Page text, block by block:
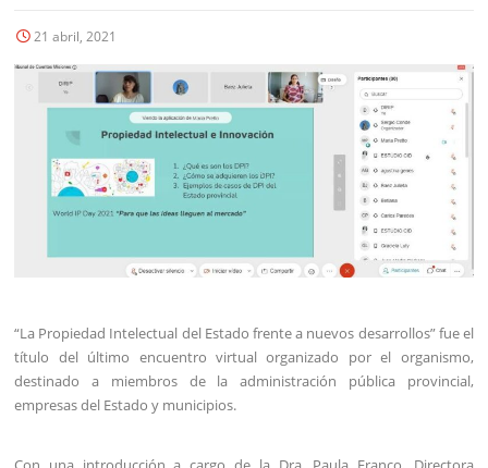
21 abril, 2021
“La Propiedad Intelectual del Estado frente a nuevos desarrollos” fue el
título del último encuentro virtual organizado por el organismo,
destinado a miembros de la administración pública provincial,
empresas del Estado y municipios.